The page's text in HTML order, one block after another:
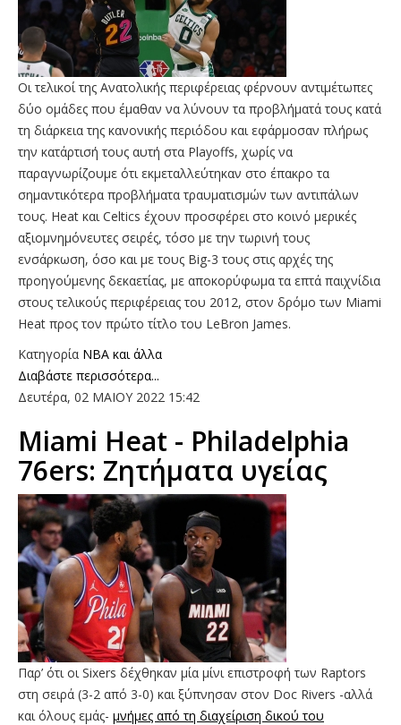
Οι τελικοί της Ανατολικής περιφέρειας φέρνουν αντιμέτωπες
δύο ομάδες που έμαθαν να λύνουν τα προβλήματά τους κατά
τη διάρκεια της κανονικής περιόδου και εφάρμοσαν πλήρως
την κατάρτισή τους αυτή στα Playoffs, χωρίς να
παραγνωρίζουμε ότι εκμεταλλεύτηκαν στο έπακρο τα
σημαντικότερα προβλήματα τραυματισμών των αντιπάλων
τους. Heat και Celtics έχουν προσφέρει στο κοινό μερικές
αξιομνημόνευτες σειρές, τόσο με την τωρινή τους
ενσάρκωση, όσο και με τους Big-3 τους στις αρχές της
προηγούμενης δεκαετίας, με αποκορύφωμα τα επτά παιχνίδια
στους τελικούς περιφέρειας του 2012, στον δρόμο των Miami
Heat προς τον πρώτο τίτλο του LeBron James.
Κατηγορία NBA και άλλα
Διαβάστε περισσότερα...
Δευτέρα, 02 ΜΑΙΟΥ 2022 15:42
Miami Heat - Philadelphia
76ers: Ζητήματα υγείας
Παρ’ ότι οι Sixers δέχθηκαν μία μίνι επιστροφή των Raptors
στη σειρά (3-2 από 3-0) και ξύπνησαν στον Doc Rivers -αλλά
και όλους εμάς- μνήμες από τη διαχείριση δικού του